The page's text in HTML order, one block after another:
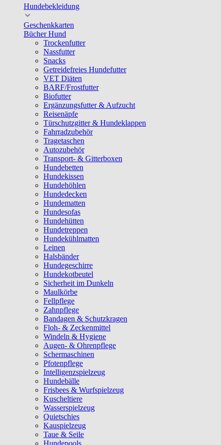
Hundebekleidung
Geschenkkarten
Bücher Hund
Trockenfutter
Nassfutter
Snacks
Getreidefreies Hundefutter
VET Diäten
BARF/Frostfutter
Biofutter
Ergänzungsfutter & Aufzucht
Reisenäpfe
Türschutzgitter & Hundeklappen
Fahrradzubehör
Tragetaschen
Autozubehör
Transport- & Gitterboxen
Hundebetten
Hundekissen
Hundehöhlen
Hundedecken
Hundematten
Hundesofas
Hundehütten
Hundetreppen
Hundekühlmatten
Leinen
Halsbänder
Hundegeschirre
Hundekotbeutel
Sicherheit im Dunkeln
Maulkörbe
Fellpflege
Zahnpflege
Bandagen & Schutzkragen
Floh- & Zeckenmittel
Windeln & Hygiene
Augen- & Ohrenpflege
Schermaschinen
Pfotenpflege
Intelligenzspielzeug
Hundebälle
Frisbees & Wurfspielzeug
Kuscheltiere
Wasserspielzeug
Quietschies
Kauspielzeug
Taue & Seile
Hundepools